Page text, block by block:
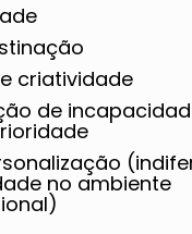
criatividade
de
no ambiente